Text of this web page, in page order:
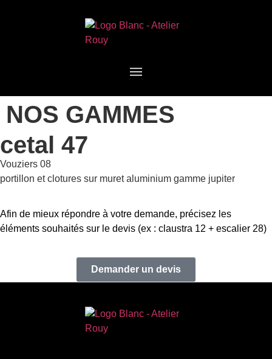
NOS GAMMES
cetal 47
Vouziers 08
portillon et clotures sur muret aluminium gamme jupiter
Afin de mieux répondre à votre demande, précisez les
éléments souhaités sur le devis (ex : claustra 12 + escalier 28)
Demander un devis